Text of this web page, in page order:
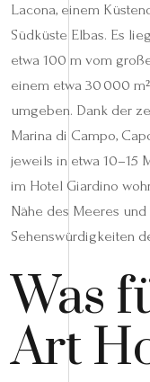
Lacona, einem
Südküste Elbas. Es
etwa 100 m vom
einem etwa 30 000
umgeben. Dank der
Marina di Campo,
jeweils in etwa 10–15
im Hotel Giardino
Nähe des Meeres
Sehenswürdigkeiten
Was
Art